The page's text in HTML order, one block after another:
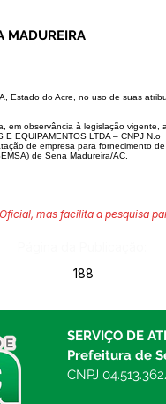
MADUREIRA
Estado do Acre, no uso de suas
em observância à legislação vigente,
E EQUIPAMENTOS LTDA – CNPJ N.o
de empresa para fornecimento
de Sena Madureira/AC.
mas facilita a pesquisa
188
SERVIÇO DE
Prefeitura de
CNPJ